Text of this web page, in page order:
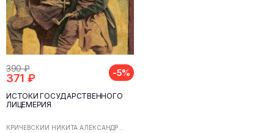
390 ₽
371 ₽ -5%
ИСТОКИ ГОСУДАРСТВЕННОГО
ЛИЦЕМЕРИЯ
КРИЧЕВСКИЙ НИКИТА АЛЕКСАНДР...